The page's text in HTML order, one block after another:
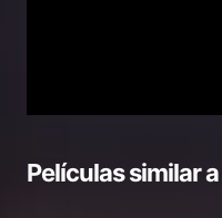
Películas similar a